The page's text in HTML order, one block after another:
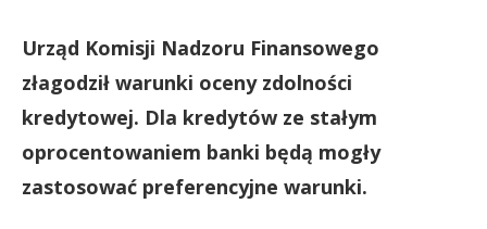
Urząd Komisji Nadzoru Finansowego
złagodził warunki oceny zdolności
kredytowej. Dla kredytów ze stałym
oprocentowaniem banki będą mogły
zastosować preferencyjne warunki.